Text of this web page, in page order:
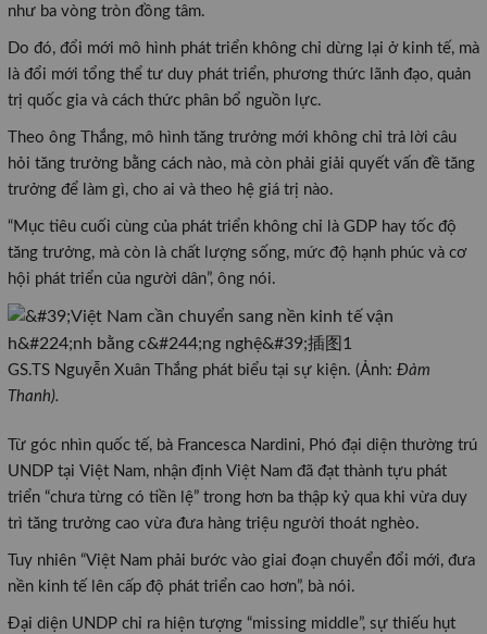
như ba vòng tròn đồng tâm.
Do đó, đổi mới mô hình phát triển không chỉ dừng lại ở kinh tế, mà
là đổi mới tổng thể tư duy phát triển, phương thức lãnh đạo, quản
trị quốc gia và cách thức phân bổ nguồn lực.
Theo ông Thắng, mô hình tăng trưởng mới không chỉ trả lời câu
hỏi tăng trưởng bằng cách nào, mà còn phải giải quyết vấn đề tăng
trưởng để làm gì, cho ai và theo hệ giá trị nào.
“Mục tiêu cuối cùng của phát triển không chỉ là GDP hay tốc độ
tăng trưởng, mà còn là chất lượng sống, mức độ hạnh phúc và cơ
hội phát triển của người dân”, ông nói.
GS.TS Nguyễn Xuân Thắng phát biểu tại sự kiện. (Ảnh: Đàm
Thanh).
Từ góc nhìn quốc tế, bà Francesca Nardini, Phó đại diện thường trú
UNDP tại Việt Nam, nhận định Việt Nam đã đạt thành tựu phát
triển “chưa từng có tiền lệ” trong hơn ba thập kỷ qua khi vừa duy
trì tăng trưởng cao vừa đưa hàng triệu người thoát nghèo.
Tuy nhiên “Việt Nam phải bước vào giai đoạn chuyển đổi mới, đưa
nền kinh tế lên cấp độ phát triển cao hơn”, bà nói.
Đại diện UNDP chỉ ra hiện tượng “missing middle”, sự thiếu hụt